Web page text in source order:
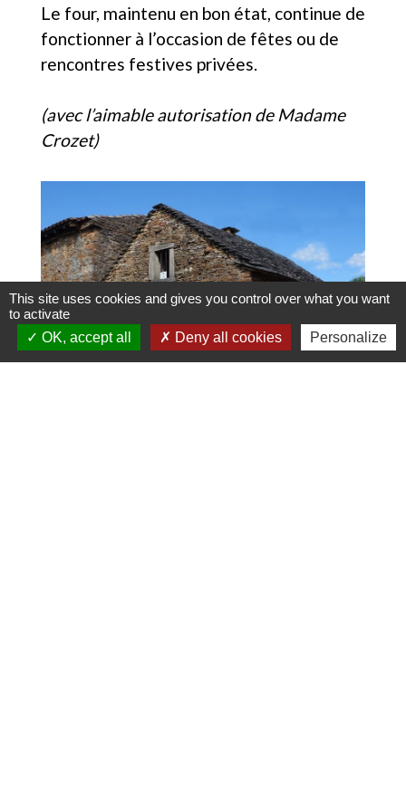
Le four, maintenu en bon état, continue de
fonctionner à l’occasion de fêtes ou de
rencontres festives privées.
(avec l’aimable autorisation de Madame
Crozet)
This site uses cookies and gives you control over what you want
to activate
OK, accept all
Deny all cookies Personalize